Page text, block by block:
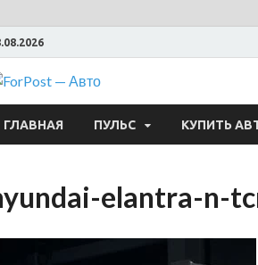
ForPost
ГЛАВНАЯ ПУЛЬС КУПИТЬ
elantra-n-